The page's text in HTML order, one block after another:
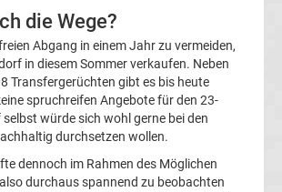
die Wege?
Abgang in einem Jahr zu vermeiden,
in diesem Sommer verkaufen. Neben
Transfergerüchten gibt es bis heute
spruchreifen Angebote für den 23-
würde sich wohl gerne bei den
durchsetzen wollen.
dennoch im Rahmen des Möglichen
durchaus spannend zu beobachten